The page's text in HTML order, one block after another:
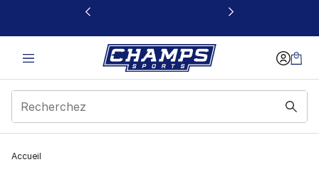
Ce lien s’ouvrira dans une nouvelle fenêtre
Accueil